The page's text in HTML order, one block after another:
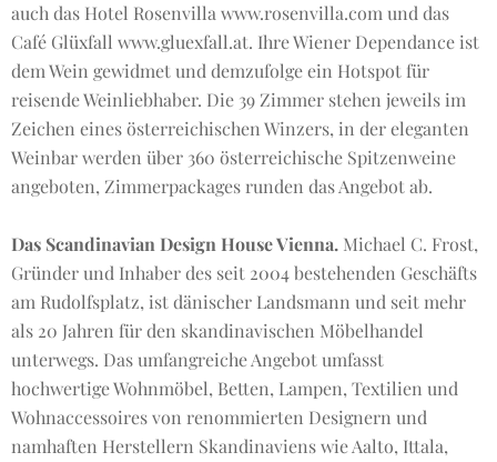
auch das Hotel Rosenvilla www.rosenvilla.com und das
Café Glüxfall www.gluexfall.at. Ihre Wiener Dependance ist
dem Wein gewidmet und demzufolge ein Hotspot für
reisende Weinliebhaber. Die 39 Zimmer stehen jeweils im
Zeichen eines österreichischen Winzers, in der eleganten
Weinbar werden über 360 österreichische Spitzenweine
angeboten, Zimmerpackages runden das Angebot ab.
Das Scandinavian Design House Vienna. Michael C. Frost,
Gründer und Inhaber des seit 2004 bestehenden Geschäfts
am Rudolfsplatz, ist dänischer Landsmann und seit mehr
als 20 Jahren für den skandinavischen Möbelhandel
unterwegs. Das umfangreiche Angebot umfasst
hochwertige Wohnmöbel, Betten, Lampen, Textilien und
Wohnaccessoires von renommierten Designern und
namhaften Herstellern Skandinaviens wie Aalto, Ittala,